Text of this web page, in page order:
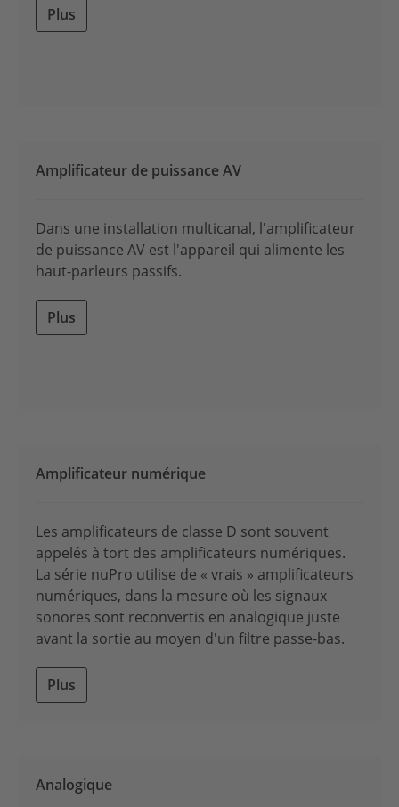
Plus
Amplificateur de puissance AV
Dans une installation multicanal, l'amplificateur
de puissance AV est l'appareil qui alimente les
haut-parleurs passifs.
Plus
Amplificateur numérique
Les amplificateurs de classe D sont souvent
appelés à tort des amplificateurs numériques.
La série nuPro utilise de « vrais » amplificateurs
numériques, dans la mesure où les signaux
sonores sont reconvertis en analogique juste
avant la sortie au moyen d'un filtre passe-bas.
Plus
Analogique